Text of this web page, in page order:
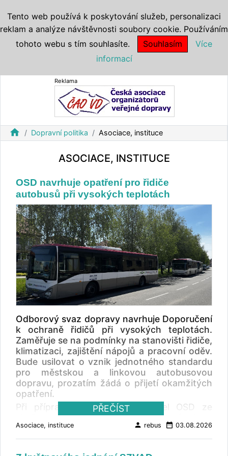
Reklama
home Dopravní politika Asociace, instituce
ASOCIACE, INSTITUCE
OSD navrhuje opatření pro řidiče
autobusů při vysokých teplotách
Odborový svaz dopravy navrhuje Doporučení
k ochraně řidičů při vysokých teplotách.
Zaměřuje se na podmínky na stanovišti řidiče,
klimatizaci, zajištění nápojů a pracovní oděv.
Bude usilovat o vznik jednotného standardu
pro městskou a linkovou autobusovou
dopravu, prozatím žádá o přijetí okamžitých
opatření.
Při přípravě doporučení vycházel OSD ze
zkušeností řidičů z provozu a z vlastní ankety
mezi profesionálními řidiči městské, linkové,
zájezdové i nákladní dopravy. V anketě řidiči
PŘEČÍST
Asociace, instituce person rebus date_range 03.08.2026
Tento web používá k poskytování služeb, personalizaci
reklam a analýze návštěvnosti soubory cookie. Používáním
tohoto webu s tím souhlasíte.
Souhlasím
Více
informací